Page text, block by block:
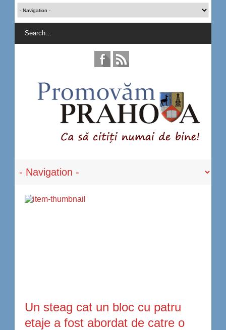
Un steag cat un bloc cu patru
etaje a fost abordat de catre o